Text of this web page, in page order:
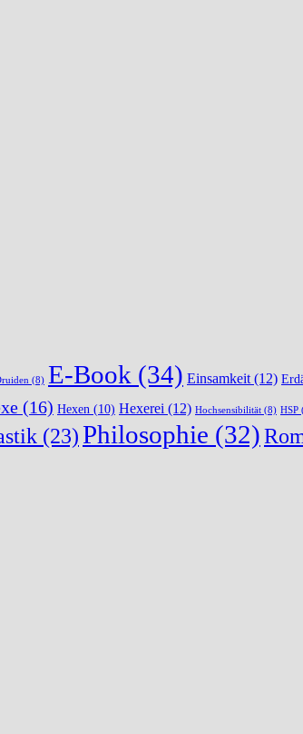
(8) E-Book (34) Einsamkeit (12)
(16) Hexen (10) Hexerei (12) Hochsensibilität (8) HSP
(23)Philosophie (32)